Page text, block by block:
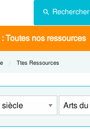
Rechercher
Toutes nos ressources
Current:
Ttes Ressources